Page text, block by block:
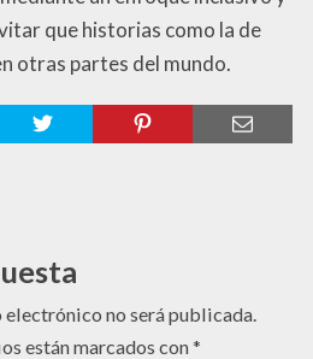
que historias como la de
otras partes del mundo.
no será publicada.
están marcados con*